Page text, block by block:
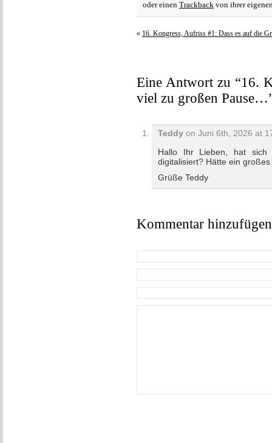
oder einen Trackback von ihrer
« 16. Kongress, Aufriss #1: Dass es auf die
Eine Antwort zu “16.
viel zu großen
Teddy on Juni 6th, 2026 at
Hallo Ihr Lieben, hat
digitalisiert? Hätte ein
Grüße Teddy
Kommentar hinzufügen